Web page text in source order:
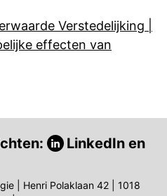
Verstedelijking |
effecten van
LinkedIn en
| Henri Polaklaan 42 | 1018